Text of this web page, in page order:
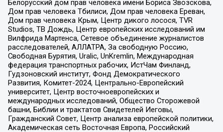
Белорусский дом прав человека имени Бориса Звозскова,
Дом прав человека Тбилиси, Дом прав человека Ереван,
Дом прав человека Крым, Центр дикого лосося, TVR
Studios, ТВ Дождь, Центр европейских исследований им
Вилфрида Мартенса, Сетевое объединение журналистов
расследователей, АЛЛАТРА, За свободную Россию,
Свободная Бурятия, Uralic, UnKremlin, Международная
федерация транспортных рабочих, ИстЧам Финланд,
Гудзоновский институт, Фонд Демократического
Развития, Комитет-2024, Центрально-Европейский
университет, Центр восточноевропейских и
международных исследований, Общество Сторожевой
башни, Библии и трактатов Свидетелей Иеговы,
Гражданский Совет, Центр анализа европейской политики,
Академическая сеть Восточная Европа, Российский